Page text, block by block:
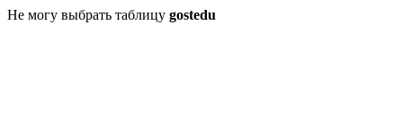
Не могу выбрать таблицу gostedu